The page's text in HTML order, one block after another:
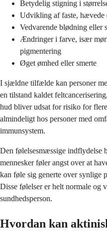
Betydelig stigning i
Udvikling af faste, hævede
Vedvarende blødning eller
Ændringer i farve, især
pigmentering
Øget ømhed eller smerte
I sjældne tilfælde kan personer
en tilstand kaldet
hud bliver udsat for risiko for
almindeligt hos personer med
immunsystem.
Den følelsesmæssige indflydelse
mennesker føler angst over at
kan føle sig generte over synlige
Disse følelser er helt normale og
sundhedsperson.
Hvordan kan